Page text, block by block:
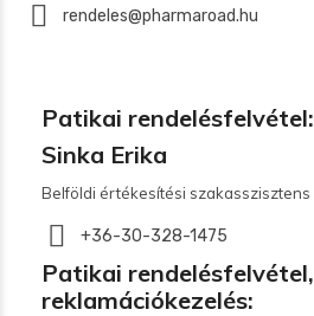
rendeles@pharmaroad.hu
Patikai rendelésfelvétel:
Sinka Erika
Belföldi értékesítési szakasszisztens
+36-30-328-1475
Patikai rendelésfelvétel,
reklamációkezelés: